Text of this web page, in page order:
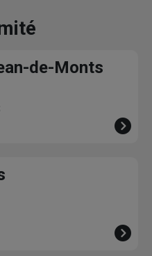
votre agence
plus tard.
votre
de-Monts